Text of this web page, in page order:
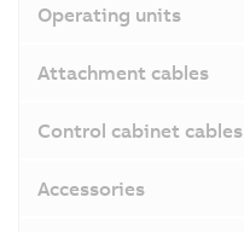
Operating units
Attachment cables
Control cabinet cables
Accessories